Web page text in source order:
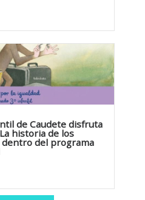
de Caudete disfruta
historia de los
dentro del programa